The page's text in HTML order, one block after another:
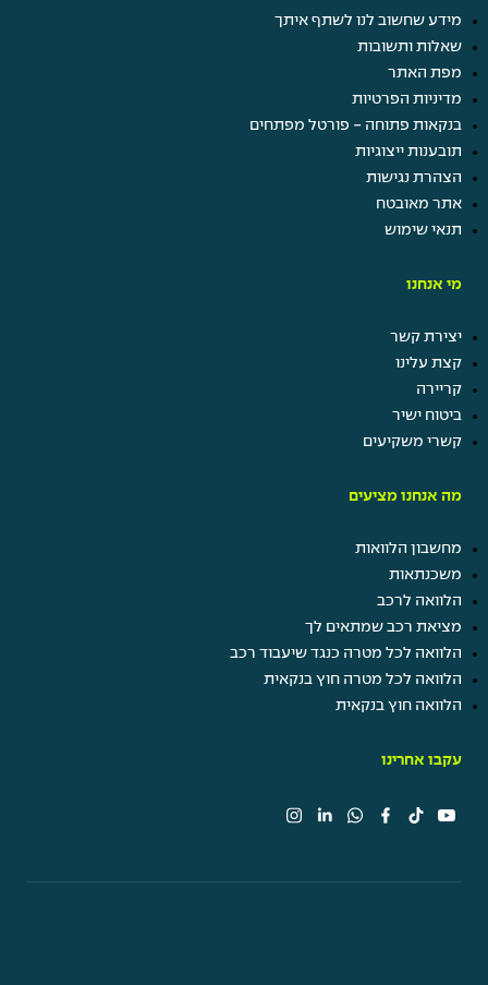
מידע שחשוב לנו לשתף איתך
שאלות ותשובות
מפת האתר
מדיניות הפרטיות
בנקאות פתוחה - פורטל מפתחים
תובענות ייצוגיות
הצהרת נגישות
אתר מאובטח
תנאי שימוש
מי אנחנו
יצירת קשר
קצת עלינו
קריירה
ביטוח ישיר
קשרי משקיעים
מה אנחנו מציעים
מחשבון הלוואות
משכנתאות
הלוואה לרכב
מציאת רכב שמתאים לך
הלוואה לכל מטרה כנגד שיעבוד רכב
הלוואה לכל מטרה חוץ בנקאית
הלוואה חוץ בנקאית
עקבו אחרינו